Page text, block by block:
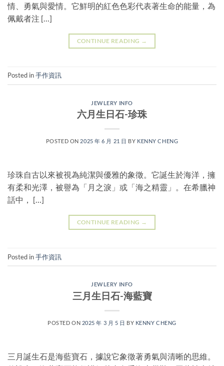
情、勇氣與愛情。它鮮明的紅色色彩代表著生命的能量，為
佩戴者注 […]
CONTINUE READING →
Posted in手作資訊
JEWLERY INFO
六月生日石-珍珠
POSTED ON 2025 年 6 月 21 日 BY KENNY CHENG
珍珠自古以來被視為純潔與優雅的象徵。它誕生於海洋，擁
有柔和光澤，被譽為「月之淚」或「海之精靈」。在希臘神
話中， […]
CONTINUE READING →
Posted in手作資訊
JEWLERY INFO
三月生日石-海藍寶
POSTED ON 2025 年 3 月 5 日 BY KENNY CHENG
三月誕生石是海藍寶石，據說它象徵著勇氣與清晰的思維。